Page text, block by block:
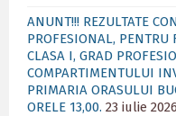
ANUNT!!! REZULTATE
PROFESIONAL, PENTRU
CLASA I, GRAD
COMPARTIMENTULUI
PRIMARIA ORASULUI
ORELE 13,00. 23 iulie 2026